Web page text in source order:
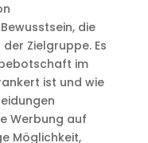
die
Zielgruppe. Es
im
ist und wie
Werbung auf
Möglichkeit,